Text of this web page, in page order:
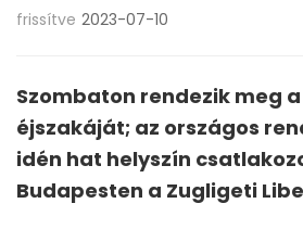
frissítve 2023-07-10
Szombaton rendezik meg
éjszakáját; az országos
idén hat helyszín
Budapesten a Zugligeti